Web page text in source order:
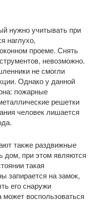
нужно учитывать при
наглухо,
проеме. Снять
невозможно.
не смогли
Однако у данной
пожарные
решетки
человек лишается
также раздвижные
дом, при этом являются
такая
запирается на замок,
его снаружи
воспользоваться